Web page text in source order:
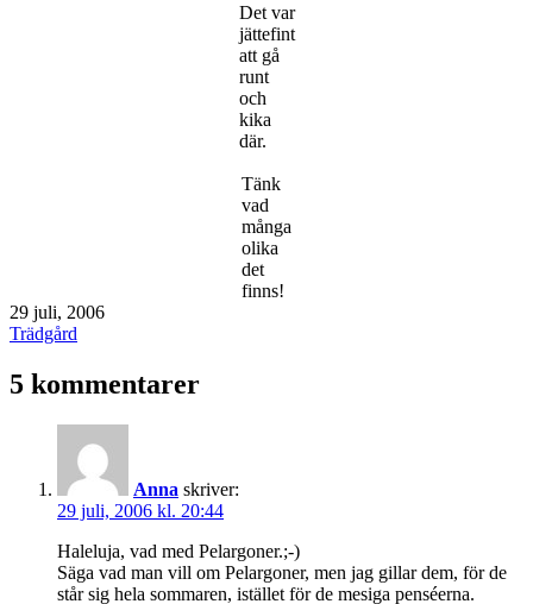
Det var
jättefint
att gå
runt
och
kika
där.
Tänk
vad
många
olika
det
finns!
Publicerat
den
29 juli, 2006
Kategoriserat
Trädgård
5 kommentarer
Anna skriver:
29 juli, 2006 kl. 20:44
Haleluja, vad med Pelargoner.;-)
Säga vad man vill om Pelargoner, men jag gillar dem, för de
står sig hela sommaren, istället för de mesiga penséerna.